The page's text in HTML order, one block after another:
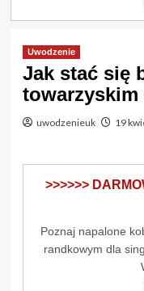
Uwodzenie
Jak stać się
towarzyskim
uwodzenieuk 19
>>>>>>
Poznaj napalone
randkowym dla